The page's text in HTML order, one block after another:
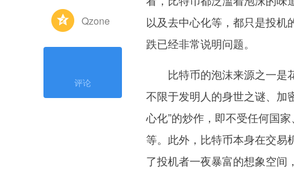
Qzone
评论
以及去中心化等，都只是投机
跌已经非常说明问题。
比特币的泡沫来源之一是
不限于发明人的身世之谜、加
心化”的炒作，即不受任何国
等。此外，比特币本身在交易
了投机者一夜暴富的想象空间